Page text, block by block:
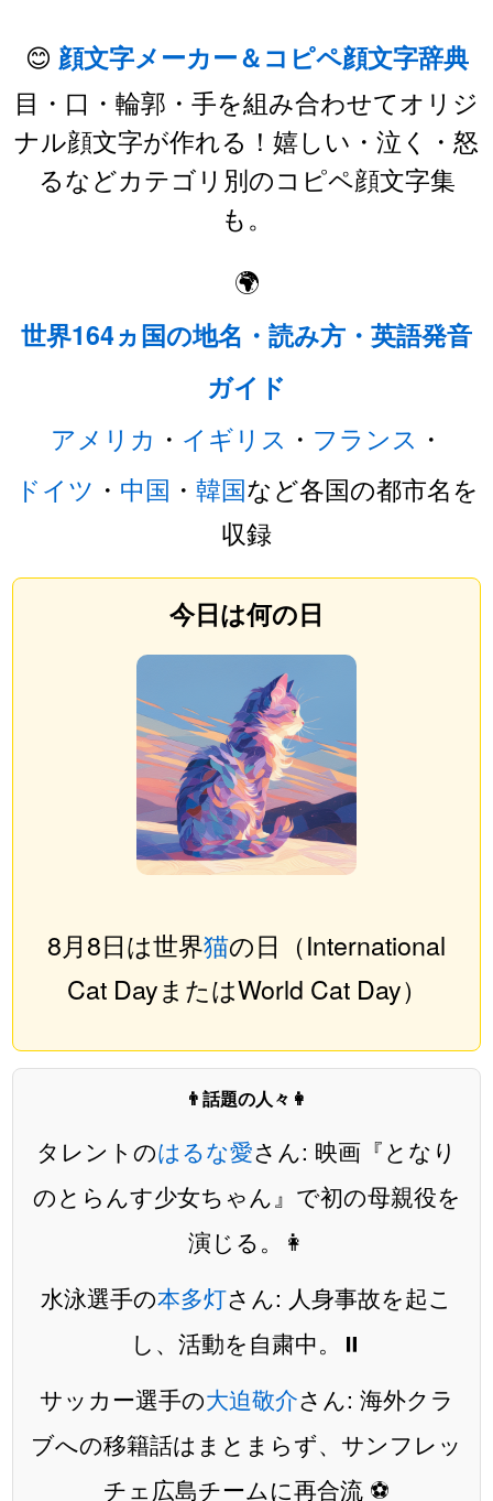
😊 顔文字メーカー＆コピペ顔文字辞典
目・口・輪郭・手を組み合わせてオリジ
ナル顔文字が作れる！嬉しい・泣く・怒
るなどカテゴリ別のコピペ顔文字集
も。
🌍
世界164ヵ国の地名・読み方・英語発音
ガイド
アメリカ ・ イギリス ・ フランス ・
ドイツ ・ 中国 ・ 韓国など各国の都市名を
収録
今日は何の日
8月8日は世界猫の日（International
Cat DayまたはWorld Cat Day）
👨話題の人々👩
タレントのはるな愛さん: 映画『となり
のとらんす少女ちゃん』で初の母親役を
演じる。👩
水泳選手の本多灯さん: 人身事故を起こ
し、活動を自粛中。⏸️
サッカー選手の大迫敬介さん: 海外クラ
ブへの移籍話はまとまらず、サンフレッ
チェ広島チームに再合流 ⚽️